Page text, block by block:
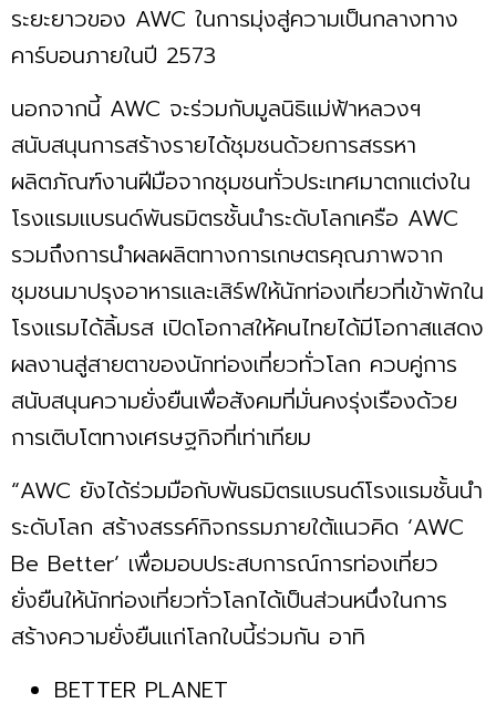
ระยะยาวของ AWC ในการมุ่งสู่ความเป็นกลางทาง
คาร์บอนภายในปี 2573
นอกจากนี้ AWC จะร่วมกับมูลนิธิแม่ฟ้าหลวงฯ
สนับสนุนการสร้างรายได้ชุมชนด้วยการสรรหา
ผลิตภัณฑ์งานฝีมือจากชุมชนทั่วประเทศมาตกแต่งใน
โรงแรมแบรนด์พันธมิตรชั้นนำระดับโลกเครือ AWC
รวมถึงการนำผลผลิตทางการเกษตรคุณภาพจาก
ชุมชนมาปรุงอาหารและเสิร์ฟให้นักท่องเที่ยวที่เข้าพักใน
โรงแรมได้ลิ้มรส เปิดโอกาสให้คนไทยได้มีโอกาสแสดง
ผลงานสู่สายตาของนักท่องเที่ยวทั่วโลก ควบคู่การ
สนับสนุนความยั่งยืนเพื่อสังคมที่มั่นคงรุ่งเรืองด้วย
การเติบโตทางเศรษฐกิจที่เท่าเทียม
“AWC ยังได้ร่วมมือกับพันธมิตรแบรนด์โรงแรมชั้นนำ
ระดับโลก สร้างสรรค์กิจกรรมภายใต้แนวคิด ‘AWC
Be Better’ เพื่อมอบประสบการณ์การท่องเที่ยว
ยั่งยืนให้นักท่องเที่ยวทั่วโลกได้เป็นส่วนหนึ่งในการ
สร้างความยั่งยืนแก่โลกใบนี้ร่วมกัน อาทิ
BETTER PLANET